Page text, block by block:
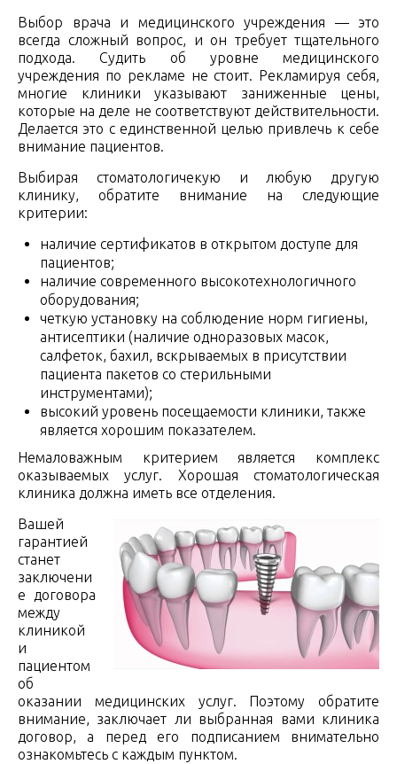
Выбор врача и медицинского учреждения — это
всегда сложный вопрос, и он требует тщательного
подхода. Судить об уровне медицинского
учреждения по рекламе не стоит. Рекламируя себя,
многие клиники указывают заниженные цены,
которые на деле не соответствуют действительности.
Делается это с единственной целью привлечь к себе
внимание пациентов.
Выбирая стоматологичекую и любую другую
клинику, обратите внимание на следующие
критерии:
наличие сертификатов в открытом доступе для
пациентов;
наличие современного высокотехнологичного
оборудования;
четкую установку на соблюдение норм гигиены,
антисептики (наличие одноразовых масок,
салфеток, бахил, вскрываемых в присутствии
пациента пакетов со стерильными
инструментами);
высокий уровень посещаемости клиники, также
является хорошим показателем.
Немаловажным критерием является комплекс
оказываемых услуг. Хорошая стоматологическая
клиника должна иметь все отделения.
Вашей
гарантией
станет
заключени
е договора
между
клиникой
и
пациентом
об
оказании медицинских услуг. Поэтому обратите
внимание, заключает ли выбранная вами клиника
договор, а перед его подписанием внимательно
ознакомьтесь с каждым пунктом.